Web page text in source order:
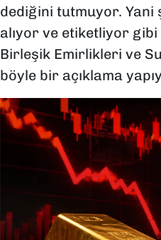
dediğini tutmuyor. Yani
alıyor ve etiketliyor
Birleşik Emirlikleri ve
böyle bir açıklama